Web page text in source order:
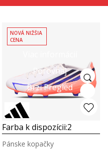
Porovnaj
Brzi Pregled
NOVÁ NIŽŠIA
CENA
Farba k dispozícii:2
Pánske kopačky